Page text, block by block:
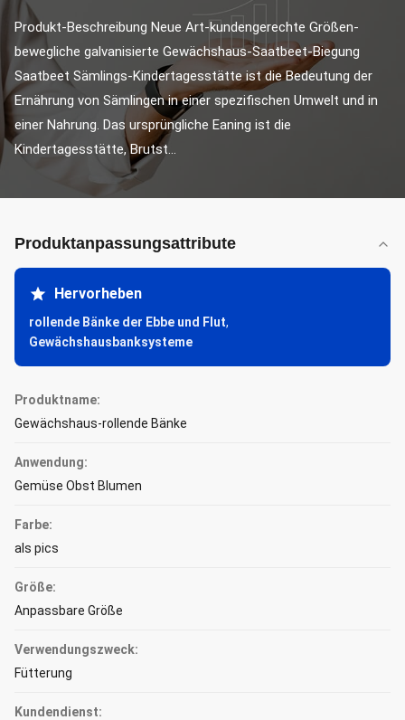
Produkt-Beschreibung Neue Art-kundengerechte Größen-
bewegliche galvanisierte Gewächshaus-Saatbeet-Biegung
Saatbeet Sämlings-Kindertagesstätte ist die Bedeutung der
Ernährung von Sämlingen in einer spezifischen Umwelt und in
einer Nahrung. Das ursprüngliche Eaning ist die
Kindertagesstätte, Brutst...
Produktanpassungsattribute
Hervorheben
rollende Bänke der Ebbe und Flut,
Gewächshausbanksysteme
Produktname:
Gewächshaus-rollende Bänke
Anwendung:
Gemüse Obst Blumen
Farbe:
als pics
Größe:
Anpassbare Größe
Verwendungszweck:
Fütterung
Kundendienst: